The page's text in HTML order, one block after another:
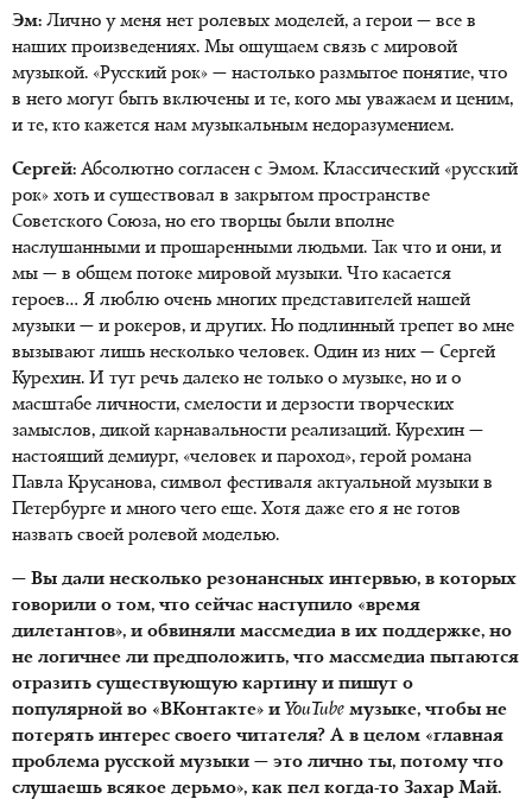
Эм: Лично у меня нет ролевых моделей, а герои — все в
наших произведениях. Мы ощущаем связь с мировой
музыкой. «Русский рок» — настолько размытое понятие, что
в него могут быть включены и те, кого мы уважаем и ценим,
и те, кто кажется нам музыкальным недоразумением.
Сергей: Абсолютно согласен с Эмом. Классический «русский
рок» хоть и существовал в закрытом пространстве
Советского Союза, но его творцы были вполне
наслушанными и прошаренными людьми. Так что и они, и
мы — в общем потоке мировой музыки. Что касается
героев… Я люблю очень многих представителей нашей
музыки — и рокеров, и других. Но подлинный трепет во мне
вызывают лишь несколько человек. Один из них — Сергей
Курехин. И тут речь далеко не только о музыке, но и о
масштабе личности, смелости и дерзости творческих
замыслов, дикой карнавальности реализаций. Курехин —
настоящий демиург, «человек и пароход», герой романа
Павла Крусанова, символ фестиваля актуальной музыки в
Петербурге и много чего еще. Хотя даже его я не готов
назвать своей ролевой моделью.
— Вы дали несколько резонансных интервью, в которых
говорили о том, что сейчас наступило «время
дилетантов», и обвиняли массмедиа в их поддержке, но
не логичнее ли предположить, что массмедиа пытаются
отразить существующую картину и пишут о
популярной во «ВКонтакте» и YouTube музыке, чтобы не
потерять интерес своего читателя? А в целом «главная
проблема русской музыки — это лично ты, потому что
слушаешь всякое дерьмо», как пел когда-то Захар Май.